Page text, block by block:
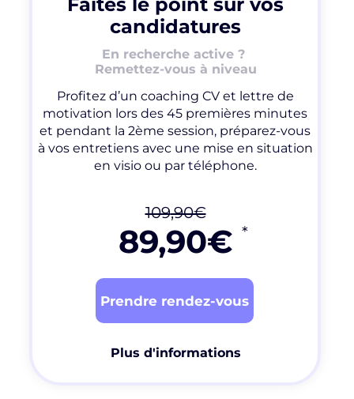
Prendre rendez-vous
89,90€
Profitez d’un coaching CV et lettre de
motivation lors des 45 premières minutes
et pendant la 2ème session, préparez-vous
à vos entretiens avec une mise en situation
en visio ou par téléphone.
candidatures
109,90€
En recherche active ?
Remettez-vous à niveau
Plus d'informations
*